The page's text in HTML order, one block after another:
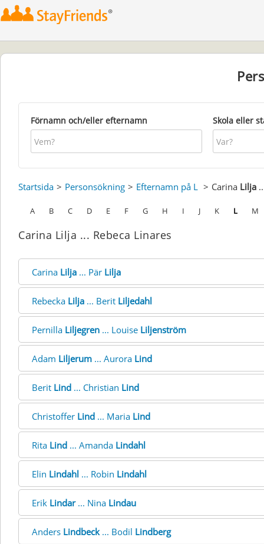
Förnamn och/eller efternamn Skola eller
Startsida Personsökning Efternamn på L Carina Lilja
A B C D E F G H I J K L M
Carina Lilja ... Rebeca Linares
Carina Lilja ... Pär Lilja
Rebecka Lilja ... Berit Liljedahl
Pernilla Liljegren ... Louise Liljenström
Adam Liljerum ... Aurora Lind
Berit Lind ... Christian Lind
Christoffer Lind ... Maria Lind
Rita Lind ... Amanda Lindahl
Elin Lindahl ... Robin Lindahl
Erik Lindar... Nina Lindau
Anders Lindbeck... Bodil Lindberg